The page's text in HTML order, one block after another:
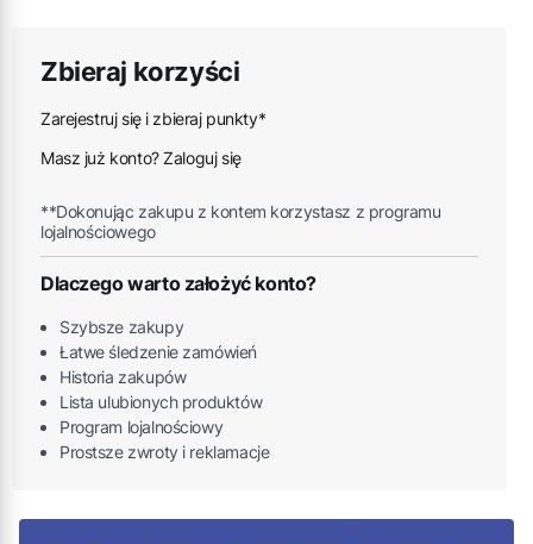
Zbieraj korzyści
Zarejestruj się i zbieraj punkty*
Masz już konto? Zaloguj się
**Dokonując zakupu z kontem korzystasz z programu
lojalnościowego
Dlaczego warto założyć konto?
Szybsze zakupy
Łatwe śledzenie zamówień
Historia zakupów
Lista ulubionych produktów
Program lojalnościowy
Prostsze zwroty i reklamacje